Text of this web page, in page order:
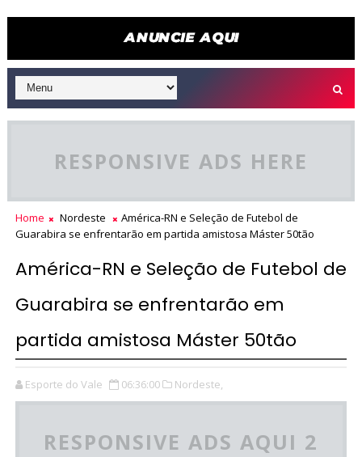
RESPONSIVE ADS HERE
Home Nordeste
América-RN e Seleção de Futebol de
Guarabira se enfrentarão em partida amistosa Máster 50tão
América-RN e Seleção de Futebol de
Guarabira se enfrentarão em
partida amistosa Máster 50tão
Esporte do Vale 06:36:00 Nordeste,
RESPONSIVE ADS AQUI 2